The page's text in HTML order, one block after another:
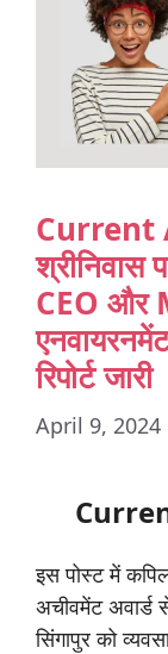
Current
श्रीनिवास
CEO और
रिपोर्ट जारी
April 9, 2024
इस पोस्ट में
अचीवमेंट अवार्ड
सिंगापुर को